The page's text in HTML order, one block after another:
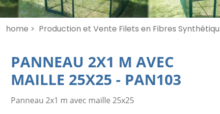
home > Production et Vente Filets en Fibres
PANNEAU 2X1 M AVEC
MAILLE 25X25 - PAN103
Panneau 2x1 m avec maille 25x25